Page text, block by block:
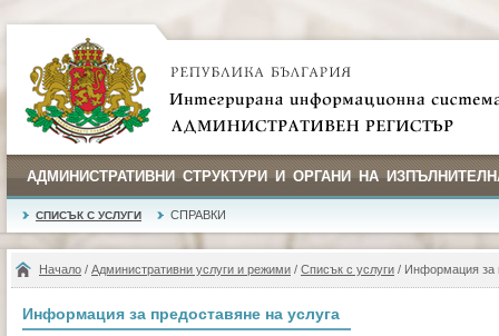
АДМИНИСТРАТИВНИ СТРУКТУРИ И ОРГАНИ НА
СПИСЪК С УСЛУГИ СПРАВКИ
Начало / Административни услуги и режими / Списък с услуги / Информация за
Информация за предоставяне на услуга